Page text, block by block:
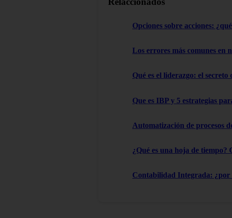
Opciones sobre acciones:
Los errores más comunes en
Qué es el liderazgo: el
Que es IBP y 5 estrategias
Automatización de procesos
¿Qué es una hoja de
Contabilidad Integrada: ¿por